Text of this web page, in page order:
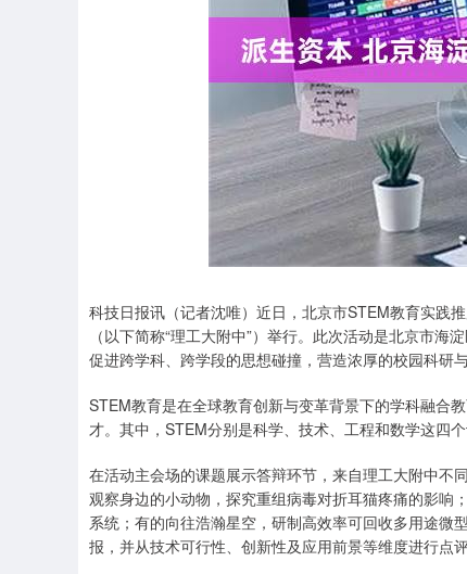
科技日报讯（记者沈唯）近日，北京市STEM教育实践
（以下简称“理工大附中”）举行。此次活动是北京市
促进跨学科、跨学段的思想碰撞，营造浓厚的校园科研与
STEM教育是在全球教育创新与变革背景下的学科融合
才。其中，STEM分别是科学、技术、工程和数学这四个
在活动主会场的课题展示答辩环节，来自理工大附中不
观察身边的小动物，探究重组病毒对折耳猫疼痛的影响
系统；有的向往浩瀚星空，研制高效率可回收多用途微
报，并从技术可行性、创新性及应用前景等维度进行点评